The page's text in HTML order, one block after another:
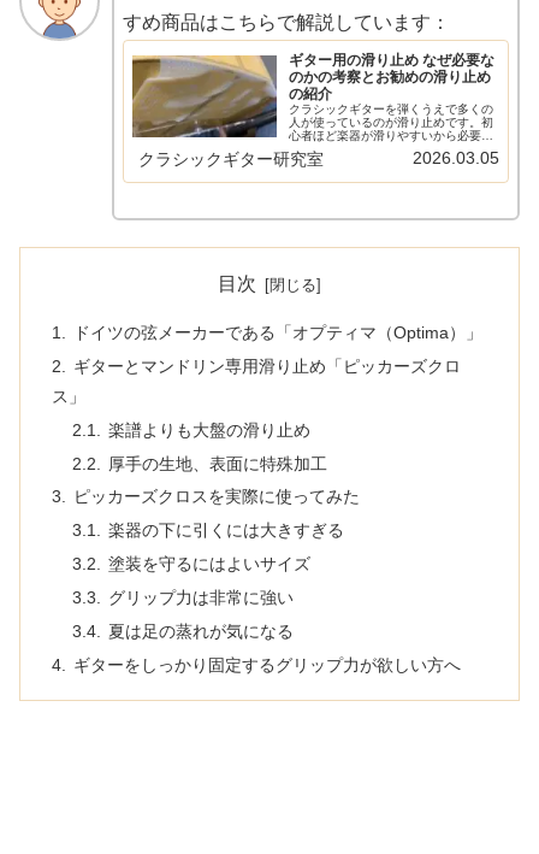
すめ商品はこちらで解説しています：
ギター用の滑り止め なぜ必要な
のかの考察とお勧めの滑り止め
の紹介
クラシックギターを弾くうえで多くの
人が使っているのが滑り止めです。初
心者ほど楽器が滑りやすいから必要と
思いきや、プロのギタリストでも使っ
ている人が多いです。必要性とおすす
クラシックギター研究室 2026.03.05
目次
ドイツの弦メーカーである「オプティマ（Optima）」
ギターとマンドリン専用滑り止め「ピッカーズクロ
ス」
楽譜よりも大盤の滑り止め
厚手の生地、表面に特殊加工
ピッカーズクロスを実際に使ってみた
楽器の下に引くには大きすぎる
塗装を守るにはよいサイズ
グリップ力は非常に強い
夏は足の蒸れが気になる
ギターをしっかり固定するグリップ力が欲しい方へ